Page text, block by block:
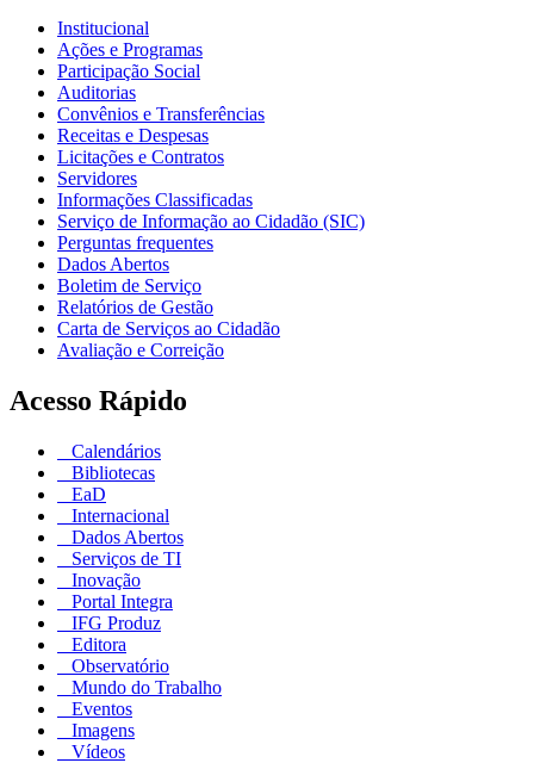
Institucional
Ações e Programas
Participação Social
Auditorias
Convênios e Transferências
Receitas e Despesas
Licitações e Contratos
Servidores
Informações Classificadas
Serviço de Informação ao Cidadão (SIC)
Perguntas frequentes
Dados Abertos
Boletim de Serviço
Relatórios de Gestão
Carta de Serviços ao Cidadão
Avaliação e Correição
Acesso Rápido
Calendários
Bibliotecas
EaD
Internacional
Dados Abertos
Serviços de TI
Inovação
Portal Integra
IFG Produz
Editora
Observatório
Mundo do Trabalho
Eventos
Imagens
Vídeos